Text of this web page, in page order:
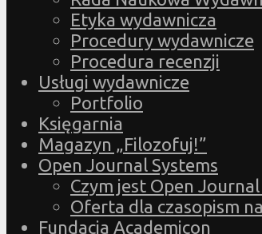
Etyka wydawnicza
Procedury wydawnicze
Procedura recenzji
Usługi wydawnicze
Portfolio
Księgarnia
Magazyn „Filozofuj!”
Open Journal Systems
Czym jest Open Journal
Oferta dla czasopism
Fundacja Academicon